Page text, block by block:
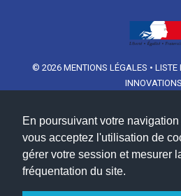
En poursuivant votre navigation
vous acceptez l'utilisation de
gérer votre session et mesurer
fréquentation du site.
© 2026 MENTIONS LÉGALES • LISTE